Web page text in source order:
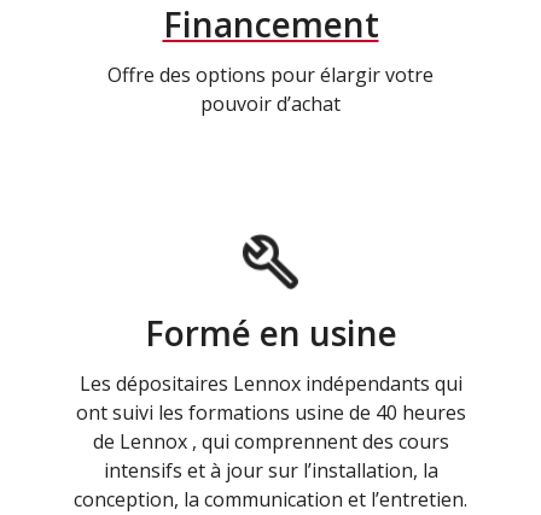
Financement
Offre des options pour élargir votre
pouvoir d’achat
Formé en usine
Les dépositaires Lennox indépendants qui
ont suivi les formations usine de 40 heures
de Lennox , qui comprennent des cours
intensifs et à jour sur l’installation, la
conception, la communication et l’entretien.